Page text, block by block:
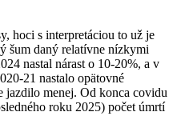
hoci s interpretáciou to už je
šum daný relatívne nízkymi
nastal nárast o 10-20%, a v
21 nastalo opätovné
jazdilo menej. Od konca covidu
roku 2025) počet úmrtí